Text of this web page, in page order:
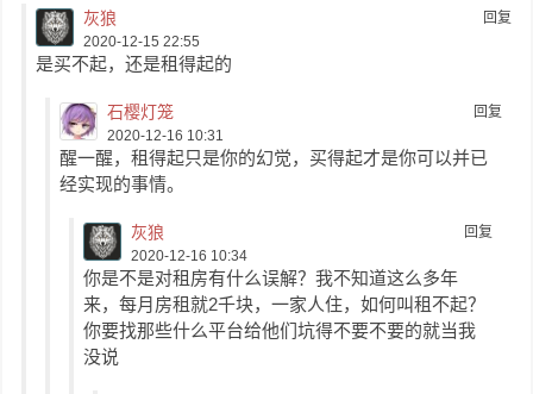
回复
灰狼
2020-12-15 22:55
是买不起，还是租得起的
回复
石樱灯笼
2020-12-16 10:31
醒一醒，租得起只是你的幻觉，买得起才是你可以并已
经实现的事情。
回复
灰狼
2020-12-16 10:34
你是不是对租房有什么误解？我不知道这么多年
来，每月房租就2千块，一家人住，如何叫租不起？
你要找那些什么平台给他们坑得不要不要的就当我
没说